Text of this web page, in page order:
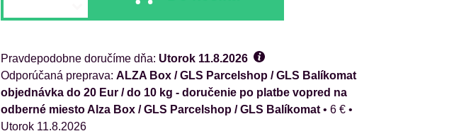
Pravdepodobne doručíme dňa: Utorok11.8.2026
ALZA Box / GLS Parcelshop / GLS Balíkomat
objednávka do 20 Eur / do 10 kg - doručenie po platbe vopred na
odberné miesto Alza Box / GLS Parcelshop / GLS Balíkomat• 6 € •
Utorok11.8.2026